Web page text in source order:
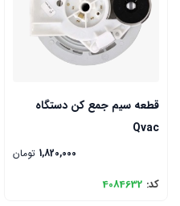
قطعه سیم جمع کن دستگاه
Qvac
1,820,000 تومان
کد: 4084632